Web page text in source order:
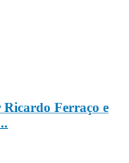
Ricardo Ferraço e